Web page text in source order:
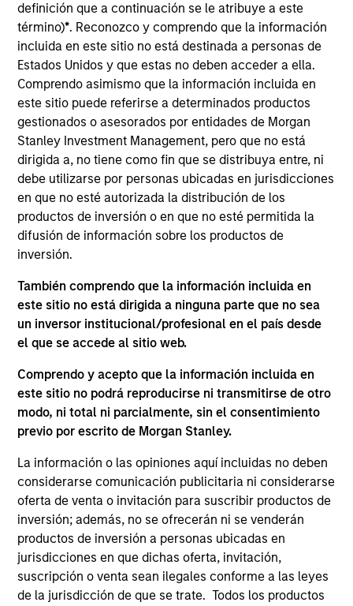
definición que a continuación se le atribuye a este
término)*. Reconozco y comprendo que la información
incluida en este sitio no está destinada a personas de
Estados Unidos y que estas no deben acceder a ella.
Comprendo asimismo que la información incluida en
este sitio puede referirse a determinados productos
gestionados o asesorados por entidades de Morgan
Stanley Investment Management, pero que no está
dirigida a, no tiene como fin que se distribuya entre, ni
debe utilizarse por personas ubicadas en jurisdicciones
en que no esté autorizada la distribución de los
productos de inversión o en que no esté permitida la
difusión de información sobre los productos de
inversión.
También comprendo que la información incluida en
este sitio no está dirigida a ninguna parte que no sea
un inversor institucional/profesional en el país desde
el que se accede al sitio web.
Comprendo y acepto que la información incluida en
este sitio no podrá reproducirse ni transmitirse de otro
modo, ni total ni parcialmente, sin el consentimiento
previo por escrito de Morgan Stanley.
La información o las opiniones aquí incluidas no deben
considerarse comunicación publicitaria ni considerarse
oferta de venta o invitación para suscribir productos de
inversión; además, no se ofrecerán ni se venderán
productos de inversión a personas ubicadas en
jurisdicciones en que dichas oferta, invitación,
suscripción o venta sean ilegales conforme a las leyes
de la jurisdicción de que se trate. Todos los productos
Julie Callahan is a portfolio manager on the
Municipals team. She is responsible for buy and sell
decisions, portfolio construction, and risk
management for the firm’s municipal bond
strategies. She joined Morgan Stanley Investment
Management in 2020. Morgan Stanley acquired
Eaton Vance in March 2021. She joined the
investment industry in 1994. Prior to joining the
firm, she worked for PIMCO as a senior member of
the municipal bond portfolio management team.
Previously, she served as a portfolio manager for
municipal separately managed accounts at
Western Asset Management Company and was a
Director and portfolio manager for municipal
Management. Julie earned a B.S. in accounting
from Fairfield University and holds the Chartered
Financial Analyst designation.
ARTÍCULOS RELACIONADOS
MARKET OUTLOOK